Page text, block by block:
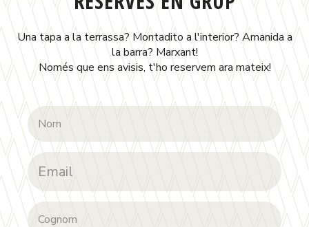
Una tapa a la terrassa? Montadito a l'interior? Amanida a
la barra? Marxant!
Només que ens avisis, t'ho reservem ara mateix!